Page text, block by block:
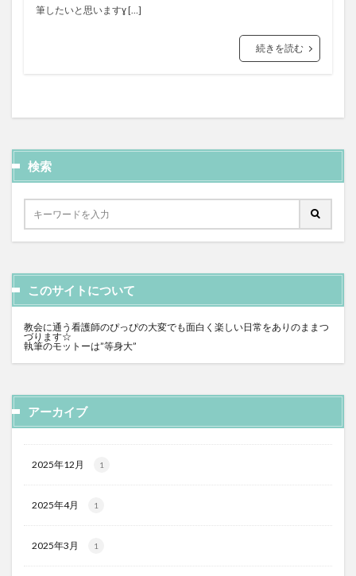
筆したいと思いますɣ […]
続きを読む
検索
このサイトについて
教会に通う看護師のぴっぴの大変でも面白く楽しい日常をありのままつ
づります☆
執筆のモットーは”等身大”
アーカイブ
2025年12月 1
2025年4月 1
2025年3月 1